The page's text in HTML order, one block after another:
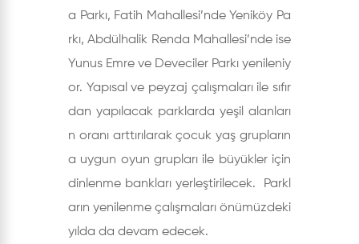
a Parkı, Fatih Mahallesi’nde Yeniköy Pa
rkı, Abdülhalik Renda Mahallesi’nde ise
Yunus Emre ve Deveciler Parkı yenileniy
or. Yapısal ve peyzaj çalışmaları ile sıfır
dan yapılacak parklarda yeşil alanları
n oranı arttırılarak çocuk yaş grupların
a uygun oyun grupları ile büyükler için
dinlenme bankları yerleştirilecek. Parkl
arın yenilenme çalışmaları önümüzdeki
yılda da devam edecek.